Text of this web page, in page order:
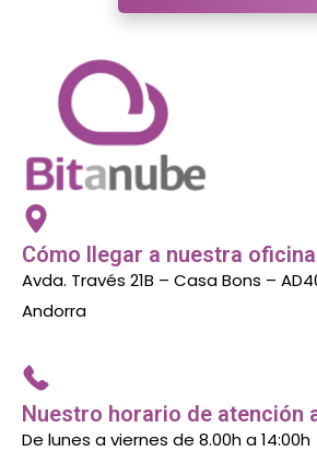
Cómo llegar a nuestra oficina
Avda. Través 21B – Casa Bons –
Andorra
Nuestro horario de atención
De lunes a viernes de 8.00h a 14:00h